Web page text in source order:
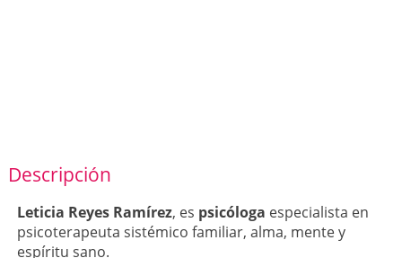
Descripción
Leticia Reyes Ramírez, es psicóloga especialista en
psicoterapeuta sistémico familiar, alma, mente y
espíritu sano.